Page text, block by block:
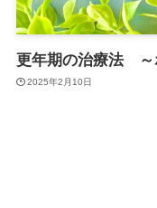
更年期の治療法 ～
2025年2月10日